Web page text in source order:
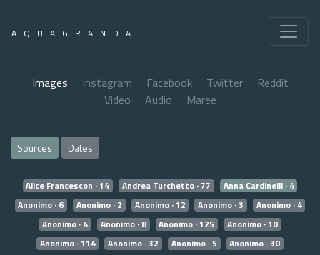
AQUAGRANDA
Images Instagram Facebook Twitter
Reddit
Video
Audio Maree
Sources Dates
Alice Francescon · 14 Andrea Turchetto · 77
Anna Cardinelli · 4
Anonimo · 6
Anonimo · 2 Anonimo · 12 Anonimo · 3
Anonimo · 4
Anonimo · 4
Anonimo · 8 Anonimo · 125
Anonimo · 10
Anonimo · 114
Anonimo · 32 Anonimo · 5
Anonimo · 30